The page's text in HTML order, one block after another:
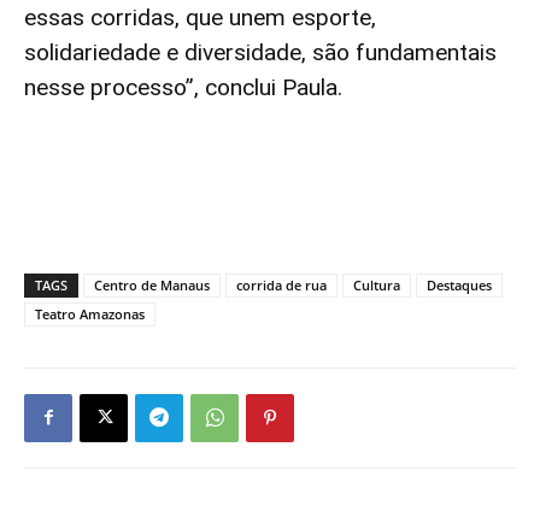
essas corridas, que unem esporte,
solidariedade e diversidade, são fundamentais
nesse processo”, conclui Paula.
TAGS Centro de Manaus corrida de rua Cultura
Destaques
Teatro Amazonas